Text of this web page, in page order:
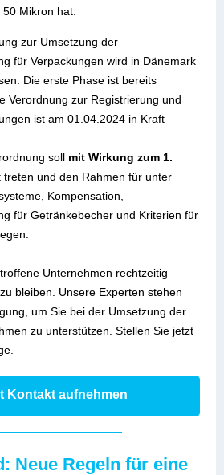
Mikron hat.
zur Umsetzung der
für Verpackungen wird in Dänemark
Die erste Phase ist bereits
Verordnung zur Registrierung und
ist am 01.04.2024 in Kraft
soll mit Wirkung zum 1.
treten und den Rahmen für unter
Kompensation,
für Getränkebecher und Kriterien für
Unternehmen rechtzeitig
bleiben. Unsere Experten stehen
um Sie bei der Umsetzung der
zu unterstützen. Stellen Sie jetzt
Kontakt aufnehmen
Neue Regeln für eine